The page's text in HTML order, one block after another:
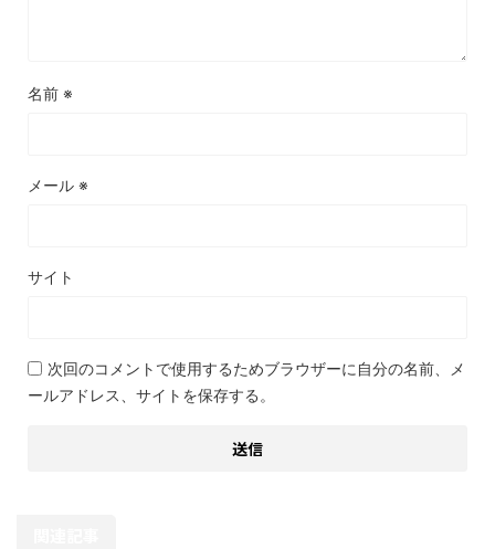
名前 ※
メール ※
サイト
次回のコメントで使用するためブラウザーに自分の名前、メ
ールアドレス、サイトを保存する。